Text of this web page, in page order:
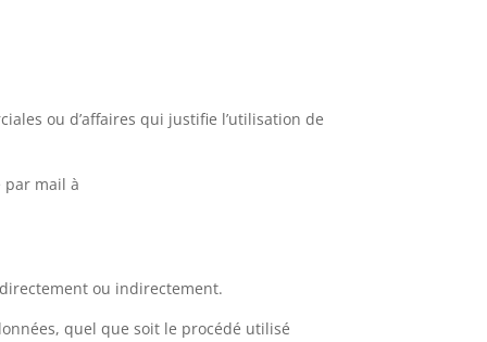
ou d’affaires qui justifie l’utilisation de
par mail à
ou indirectement.
quel que soit le procédé utilisé